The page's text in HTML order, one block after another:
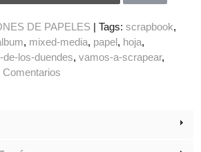
DE PAPELES | Tags: scrapbook
mixed-media papel hoja
de-los-duendes vamos-a-scrapear
Comentarios